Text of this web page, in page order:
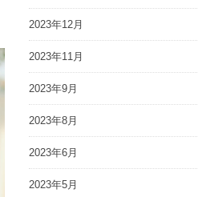
2023年12月
2023年11月
2023年9月
2023年8月
2023年6月
2023年5月